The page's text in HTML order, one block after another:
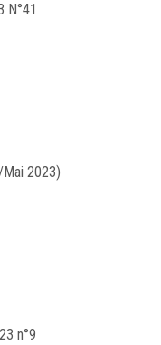
N°41
Mai 2023)
n°9